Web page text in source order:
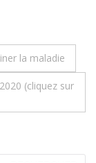
la maladie
(cliquez sur